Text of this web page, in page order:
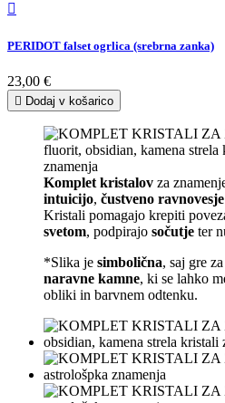

PERIDOT falset ogrlica (srebrna zanka)
23,00 €
 Dodaj v košarico
Komplet kristalov za
intuicijo, čustveno ravnovesje
Kristali pomagajo krepiti
svetom, podpirajo sočutje ter
*Slika je simbolična, saj gre za
naravne kamne, ki se lahko
obliki in barvnem odtenku.